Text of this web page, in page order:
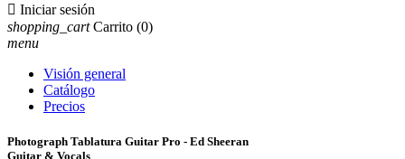
 Iniciar sesión
shopping_cart Carrito (0)
menu
Visión general
Catálogo
Precios
Photograph Tablatura Guitar Pro - Ed Sheeran
Guitar & Vocals